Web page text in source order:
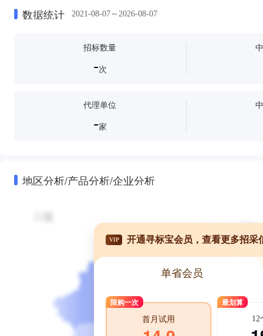
数据统计 2021-08-07～2026-08-07
招标数量
-次
代理单位
-家
地区分析/产品分析/企业分析
VIP 开通寻标宝会员，查看更多招采
单省会员
限购一次
首月试用
最划算
12